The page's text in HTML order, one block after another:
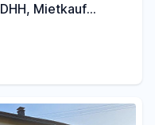
Mietkauf